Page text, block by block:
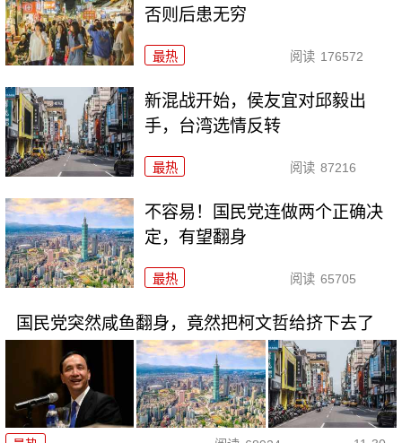
否则后患无穷
最热 阅读 176572
新混战开始，侯友宜对邱毅出
手，台湾选情反转
最热 阅读 87216
不容易！国民党连做两个正确决
定，有望翻身
最热 阅读 65705
国民党突然咸鱼翻身，竟然把柯文哲给挤下去了